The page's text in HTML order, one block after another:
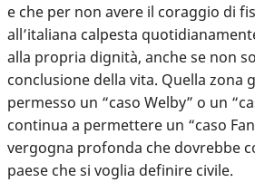
e che per non avere il coraggio di
all’italiana calpesta
alla propria dignità, anche se non
conclusione della vita. Quella zona
permesso un “caso Welby” o un
continua a permettere un “caso
vergogna profonda che dovrebbe
paese che si voglia definire civile.